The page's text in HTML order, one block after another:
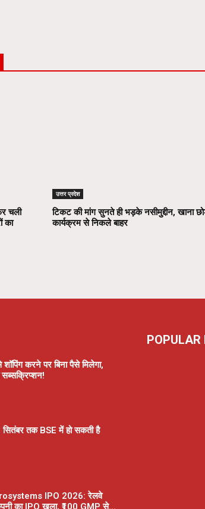
चली
का
उत्तर प्रदेश
टिकट की मांग सुनते ही भड़के नसीमुद्दीन, खाना
कार्यक्रम से निकले बाहर
करने पर बिना पैसे मिलेगा,
तक BSE में हो सकती है
IPO 2026: रेलवे
का IPO खुला, ₹100 GMP से...
POPULAR